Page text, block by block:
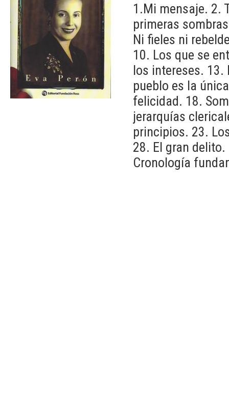
1.Mi mensaje. 2.
primeras
Ni fieles ni
10. Los que se
los intereses. 13.
pueblo es la
felicidad. 18.
jerarquías
principios. 23.
28. El gran
Cronología